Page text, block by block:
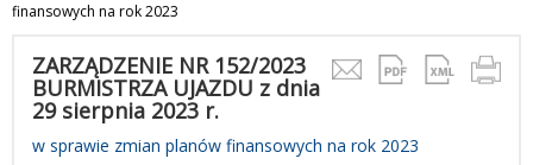
finansowych na rok 2023
ZARZĄDZENIE NR 152/2023
BURMISTRZA UJAZDU z dnia
29 sierpnia 2023 r.
w sprawie zmian planów finansowych na rok 2023